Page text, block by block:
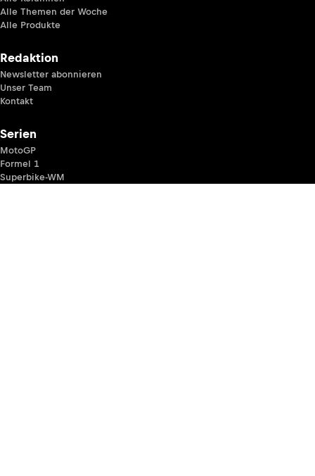
Alle Themen der Woche
Alle Produkte
Redaktion
Newsletter abonnieren
Unser Team
Kontakt
Serien
MotoGP
Formel 1
Superbike-WM